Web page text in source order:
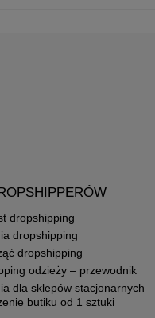
dropshipping
dropshipping
dropshipping
odzieży – przewodnik
dla sklepów stacjonarnych –
butiku od 1 sztuki